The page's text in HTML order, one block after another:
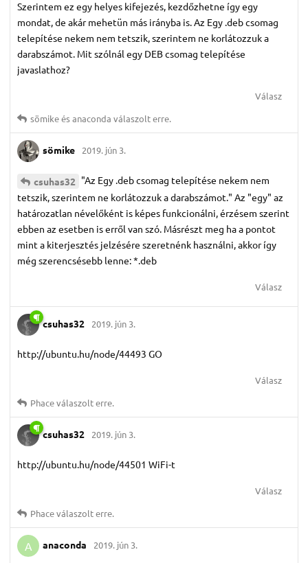
Szerintem ez egy helyes kifejezés, kezdőzhetne így egy
mondat, de akár mehetün más irányba is. Az Egy .deb csomag
telepítése nekem nem tetszik, szerintem ne korlátozzuk a
darabszámot. Mit szólnál egy DEB csomag telepítése
javaslathoz?
Válasz
sömikeésanaconda válaszolt erre.
sömike 2019. jún 3.
csuhas32 "Az Egy .deb csomag telepítése nekem nem
tetszik, szerintem ne korlátozzuk a darabszámot." Az "egy" az
határozatlan névelőként is képes funkcionálni, érzésem szerint
ebben az esetben is erről van szó. Másrészt meg ha a pontot
mint a kiterjesztés jelzésére szeretnénk használni, akkor így
még szerencsésebb lenne: *.deb
Válasz
csuhas32 2019. jún 3.
http://ubuntu.hu/node/44493 GO
Válasz
Phaceválaszolt erre.
csuhas32 2019. jún 3.
http://ubuntu.hu/node/44501 WiFi-t
Válasz
Phaceválaszolt erre.
A anaconda 2019. jún 3.